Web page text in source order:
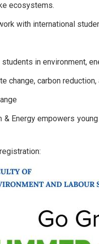
ecosystems.
with international
students in environment,
change, carbon reduction,
& Energy empowers